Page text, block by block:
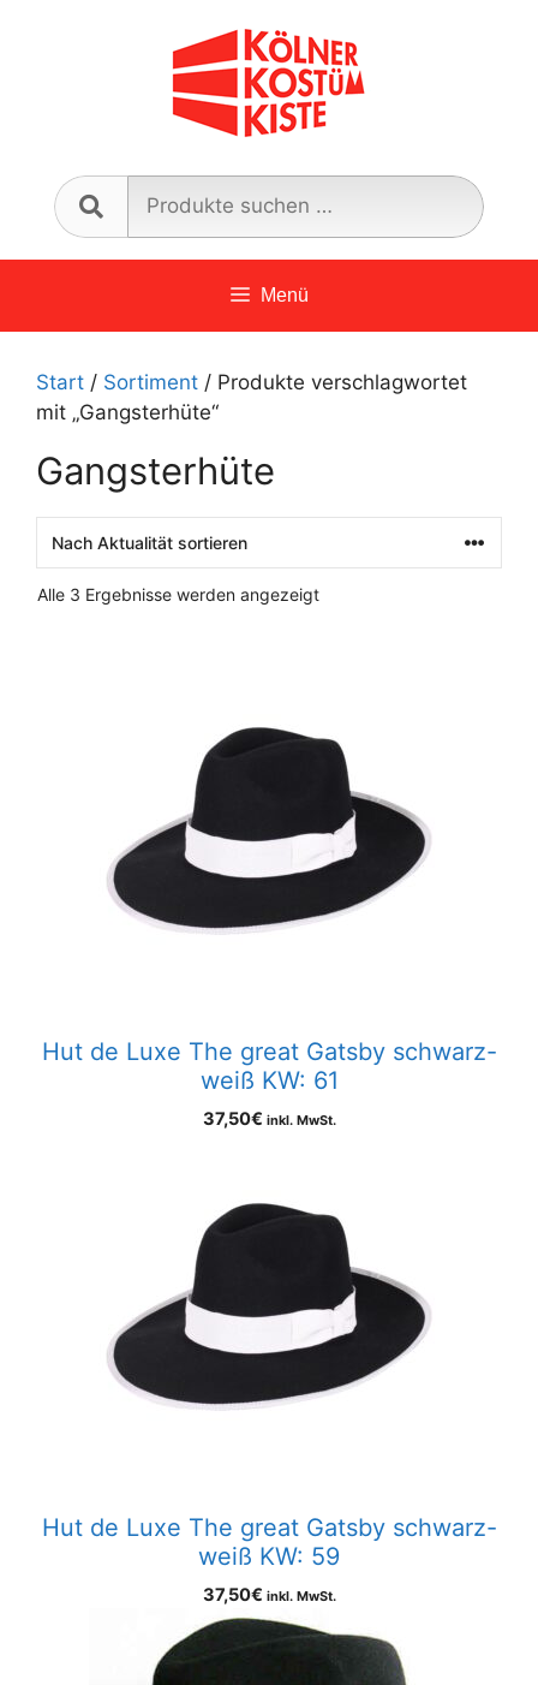
nach:
Menü
Start / Sortiment / Produkte verschlagwortet
mit „Gangsterhüte“
Gangsterhüte
Alle 3 Ergebnisse werden angezeigtNach
Hut de Luxe The great Gatsby schwarz-
weiß KW: 61
37,50€ inkl. MwSt.
Hut de Luxe The great Gatsby schwarz-
weiß KW: 59
37,50€ inkl. MwSt.